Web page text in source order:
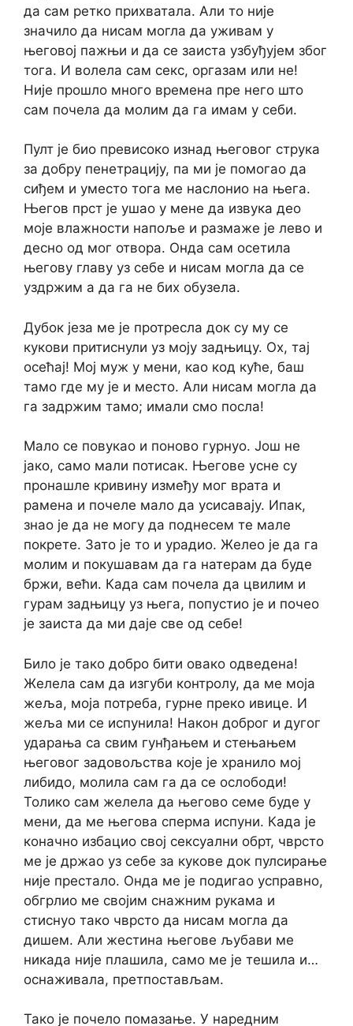
да сам ретко прихватала. Али то није
значило да нисам могла да уживам у
његовој пажњи и да се заиста узбуђујем због
тога. И волела сам секс, оргазам или не!
Није прошло много времена пре него што
сам почела да молим да га имам у себи.
Пулт је био превисоко изнад његовог струка
за добру пенетрацију, па ми је помогао да
сиђем и уместо тога ме наслонио на њега.
Његов прст је ушао у мене да извука део
моје влажности напоље и размаже је лево и
десно од мог отвора. Онда сам осетила
његову главу уз себе и нисам могла да се
уздржим а да га не бих обузела.
Дубок језа ме је протресла док су му се
кукови притиснули уз моју задњицу. Ох, тај
осећај! Мој муж у мени, као код куће, баш
тамо где му је и место. Али нисам могла да
га задржим тамо; имали смо посла!
Мало се повукао и поново гурнуо. Још не
јако, само мали потисак. Његове усне су
пронашле кривину између мог врата и
рамена и почеле мало да усисавају. Ипак,
знао је да не могу да поднесем те мале
покрете. Зато је то и урадио. Желео је да га
молим и покушавам да га натерам да буде
бржи, већи. Када сам почела да цвилим и
гурам задњицу уз њега, попустио је и почео
је заиста да ми даје све од себе!
Било је тако добро бити овако одведена!
Желела сам да изгуби контролу, да ме моја
жеља, моја потреба, гурне преко ивице. И
жеља ми се испунила! Након доброг и дугог
ударања са свим гунђањем и стењањем
његовог задовољства које је хранило мој
либидо, молила сам га да се ослободи!
Толико сам желела да његово семе буде у
мени, да ме његова сперма испуни. Када је
коначно избацио свој сексуални обрт, чврсто
ме је држао уз себе за кукове док пулсирање
није престало. Онда ме је подигао усправно,
обгрлио ме својим снажним рукама и
стиснуо тако чврсто да нисам могла да
дишем. Али жестина његове љубави ме
никада није плашила, само ме је тешила и…
оснаживала, претпостављам.
Тако је почело помазање. У наредним